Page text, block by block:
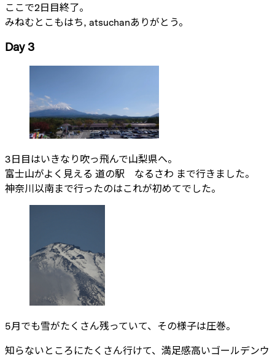
ここで2日目終了。
みねむとこもはち, atsuchanありがとう。
Day 3
3日目はいきなり吹っ飛んで山梨県へ。
富士山がよく見える 道の駅 なるさわ まで行きました。
神奈川以南まで行ったのはこれが初めてでした。
5月でも雪がたくさん残っていて、その様子は圧巻。
知らないところにたくさん行けて、満足感高いゴールデンウ